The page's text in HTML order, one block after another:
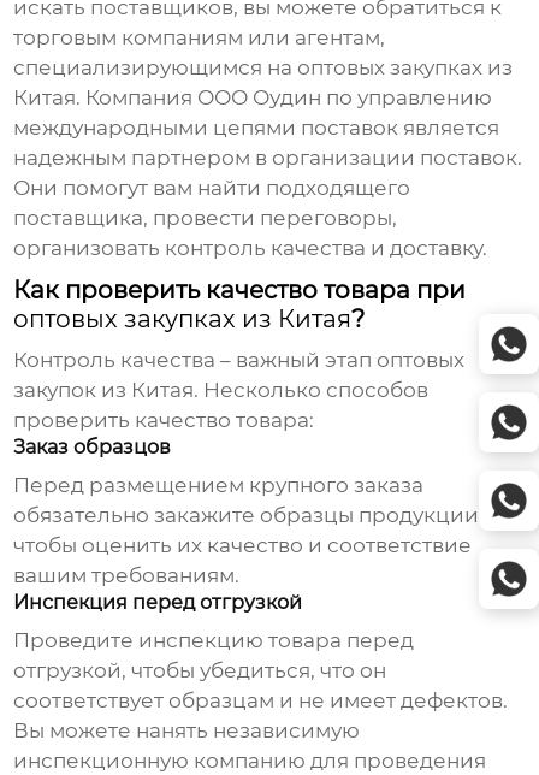
искать поставщиков, вы можете обратиться к
торговым компаниям или агентам,
специализирующимся на оптовых закупках из
Китая. Компания ООО Оудин по управлению
международными цепями поставок является
надежным партнером в организации поставок.
Они помогут вам найти подходящего
поставщика, провести переговоры,
организовать контроль качества и доставку.
Как проверить качество товара при
оптовых закупках из Китая?
Контроль качества – важный этап оптовых
закупок из Китая. Несколько способов
проверить качество товара:
Заказ образцов
Перед размещением крупного заказа
обязательно закажите образцы продукции,
чтобы оценить их качество и соответствие
вашим требованиям.
Инспекция перед отгрузкой
Проведите инспекцию товара перед
отгрузкой, чтобы убедиться, что он
соответствует образцам и не имеет дефектов.
Вы можете нанять независимую
инспекционную компанию для проведения